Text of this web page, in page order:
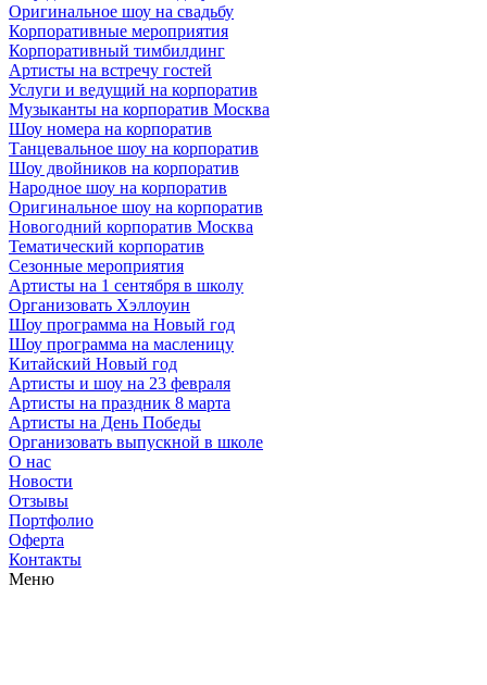
Оригинальное шоу на свадьбу
Корпоративные мероприятия
Корпоративный тимбилдинг
Артисты на встречу гостей
Услуги и ведущий на корпоратив
Музыканты на корпоратив Москва
Шоу номера на корпоратив
Танцевальное шоу на корпоратив
Шоу двойников на корпоратив
Народное шоу на корпоратив
Оригинальное шоу на корпоратив
Новогодний корпоратив Москва
Тематический корпоратив
Сезонные мероприятия
Артисты на 1 сентября в школу
Организовать Хэллоуин
Шоу программа на Новый год
Шоу программа на масленицу
Китайский Новый год
Артисты и шоу на 23 февраля
Артисты на праздник 8 марта
Артисты на День Победы
Организовать выпускной в школе
О нас
Новости
Отзывы
Портфолио
Оферта
Контакты
Меню